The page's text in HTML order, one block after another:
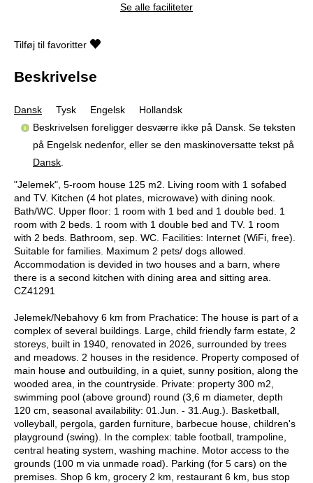
Se alle faciliteter
Tilføj til favoritter
Beskrivelse
Dansk Tysk Engelsk
Hollandsk
Beskrivelsen foreligger desværre ikke på Dansk. Se teksten
på Engelsk nedenfor, eller se den maskinoversatte tekst på
Dansk
"Jelemek", 5-room house 125 m2. Living room with 1 sofabed
and TV. Kitchen (4 hot plates, microwave) with dining nook.
Bath/WC. Upper floor: 1 room with 1 bed and 1 double bed. 1
room with 2 beds. 1 room with 1 double bed and TV. 1 room
with 2 beds. Bathroom, sep. WC. Facilities: Internet (WiFi, free).
Suitable for families. Maximum 2 pets/ dogs allowed.
Accommodation is devided in two houses and a barn, where
there is a second kitchen with dining area and sitting area.
CZ41291
Jelemek/Nebahovy 6 km from Prachatice: The house is part of a
complex of several buildings. Large, child friendly farm estate, 2
storeys, built in 1940, renovated in 2026, surrounded by trees
and meadows. 2 houses in the residence. Property composed of
main house and outbuilding, in a quiet, sunny position, along the
wooded area, in the countryside. Private: property 300 m2,
swimming pool (above ground) round (3,6 m diameter, depth
120 cm, seasonal availability: 01.Jun. - 31.Aug.). Basketball,
volleyball, pergola, garden furniture, barbecue house, children's
playground (swing). In the complex: table football, trampoline,
central heating system, washing machine. Motor access to the
grounds (100 m via unmade road). Parking (for 5 cars) on the
premises. Shop 6 km, grocery 2 km, restaurant 6 km, bus stop